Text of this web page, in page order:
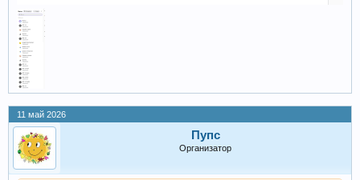
11 май 2026
Пупс
Организатор